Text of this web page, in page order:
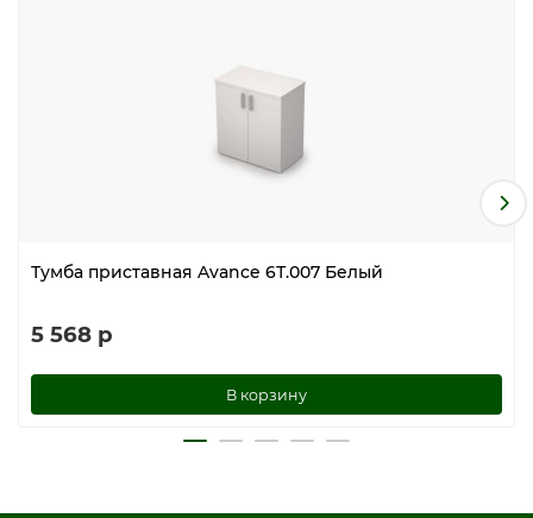
Тумба приставная Avance 6Т.007 Белый
5 568 р
В корзину